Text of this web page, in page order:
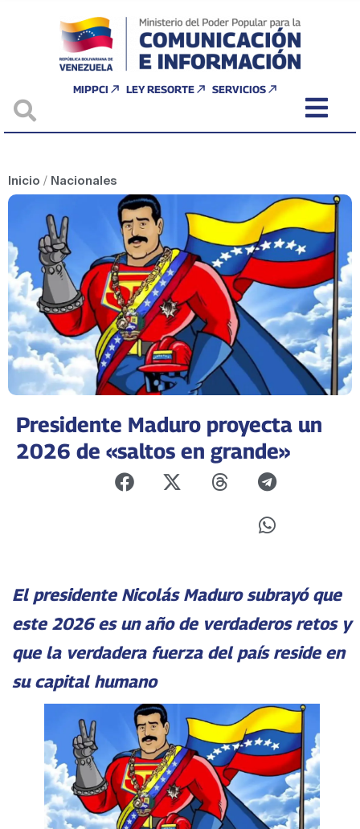
MIPPCI LEY RESORTE SERVICIOS
Inicio / Nacionales
Presidente Maduro proyecta un
2026 de «saltos en grande»
El presidente Nicolás Maduro subrayó que
este 2026 es un año de verdaderos retos y
que la verdadera fuerza del país reside en
su capital humano